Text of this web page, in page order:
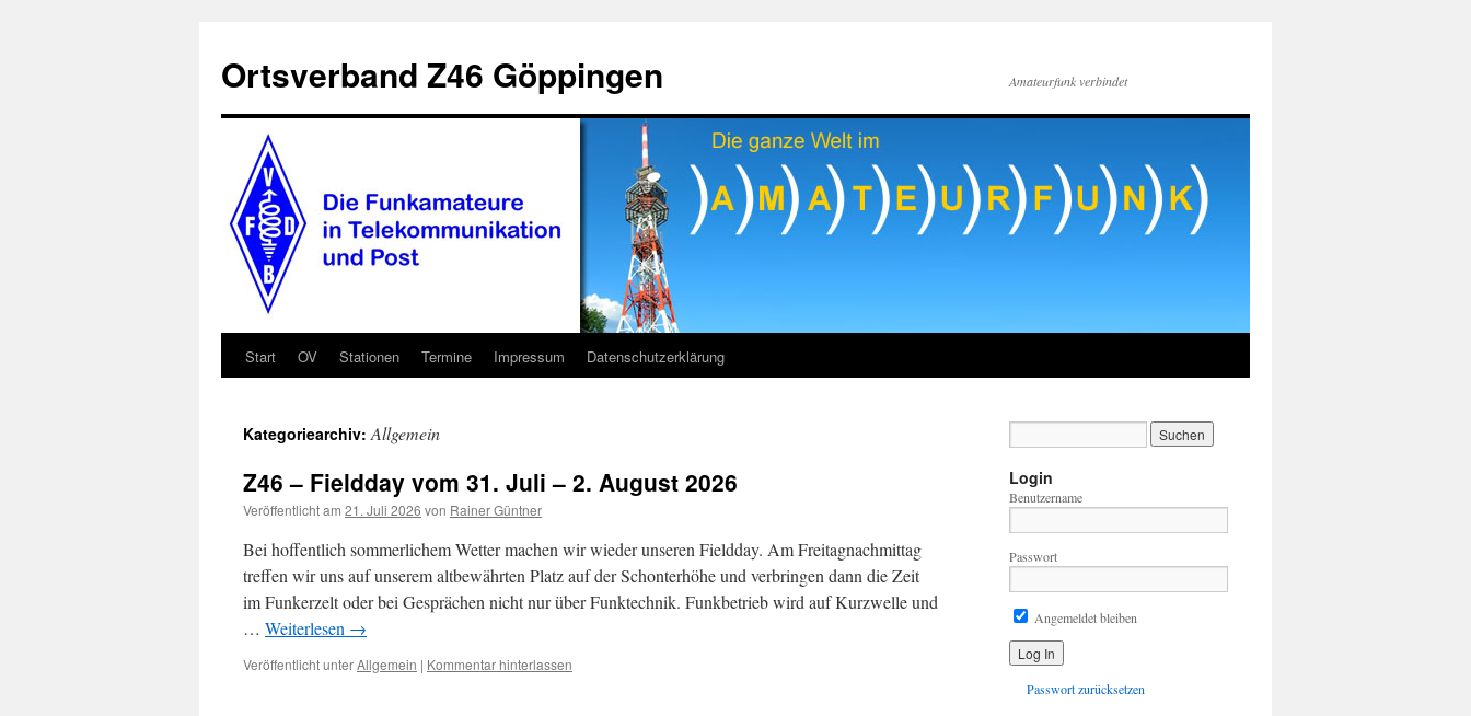
springen
Ortsverband Z46 Göppingen Amateurfunk verbindet
Start OV Stationen Termine Impressum Datenschutzerklärung
Kategoriearchiv:Allgemein
Z46 – Fieldday vom 31. Juli – 2. August 2026
Veröffentlicht am 21. Juli 2026 von Rainer Güntner
Bei hoffentlich sommerlichem Wetter machen wir wieder unseren Fieldday. Am Freitagnachmittag
treffen wir uns auf unserem altbewährten Platz auf der Schonterhöhe und verbringen dann die Zeit
im Funkerzelt oder bei Gesprächen nicht nur über Funktechnik. Funkbetrieb wird auf Kurzwelle und
… Weiterlesen →
Veröffentlicht unterAllgemein | Kommentar hinterlassen
Login
Benutzername
Passwort
Angemeldet bleiben
Passwort zurücksetzen